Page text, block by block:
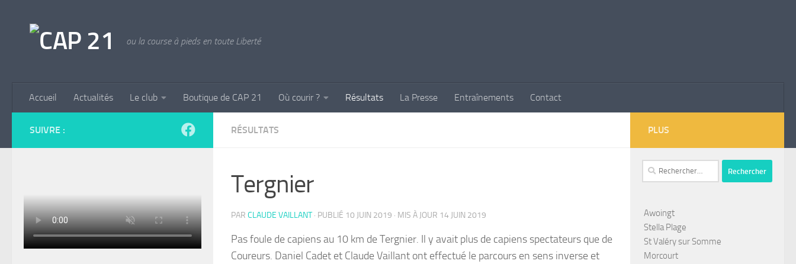
ou la course à pieds en toute Liberté
Accueil Actualités Le club Boutique de CAP 21 Où courir ? Résultats La Presse Entraînements Contact
RÉSULTATS
Tergnier
PAR CLAUDE VAILLANT · PUBLIÉ 10 JUIN 2019 · MIS À JOUR 14 JUIN 2019
Pas foule de capiens au 10 km de Tergnier. Il y avait plus de capiens spectateurs que de
Coureurs. Daniel Cadet et Claude Vaillant ont effectué le parcours en sens inverse et
SUIVRE : PLUS
Rechercher :
Awoingt
Stella Plage
St Valéry sur Somme
Morcourt